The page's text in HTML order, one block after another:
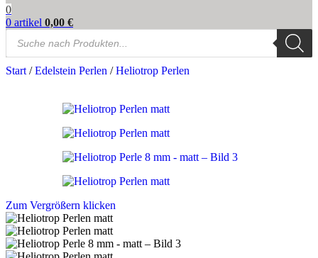
0
0 artikel 0,00 €
Start / Edelstein Perlen / Heliotrop Perlen
Zum Vergrößern klicken